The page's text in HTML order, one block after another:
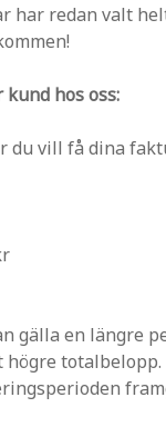
har redan valt
hos oss:
du vill få dina
gälla en längre
högre